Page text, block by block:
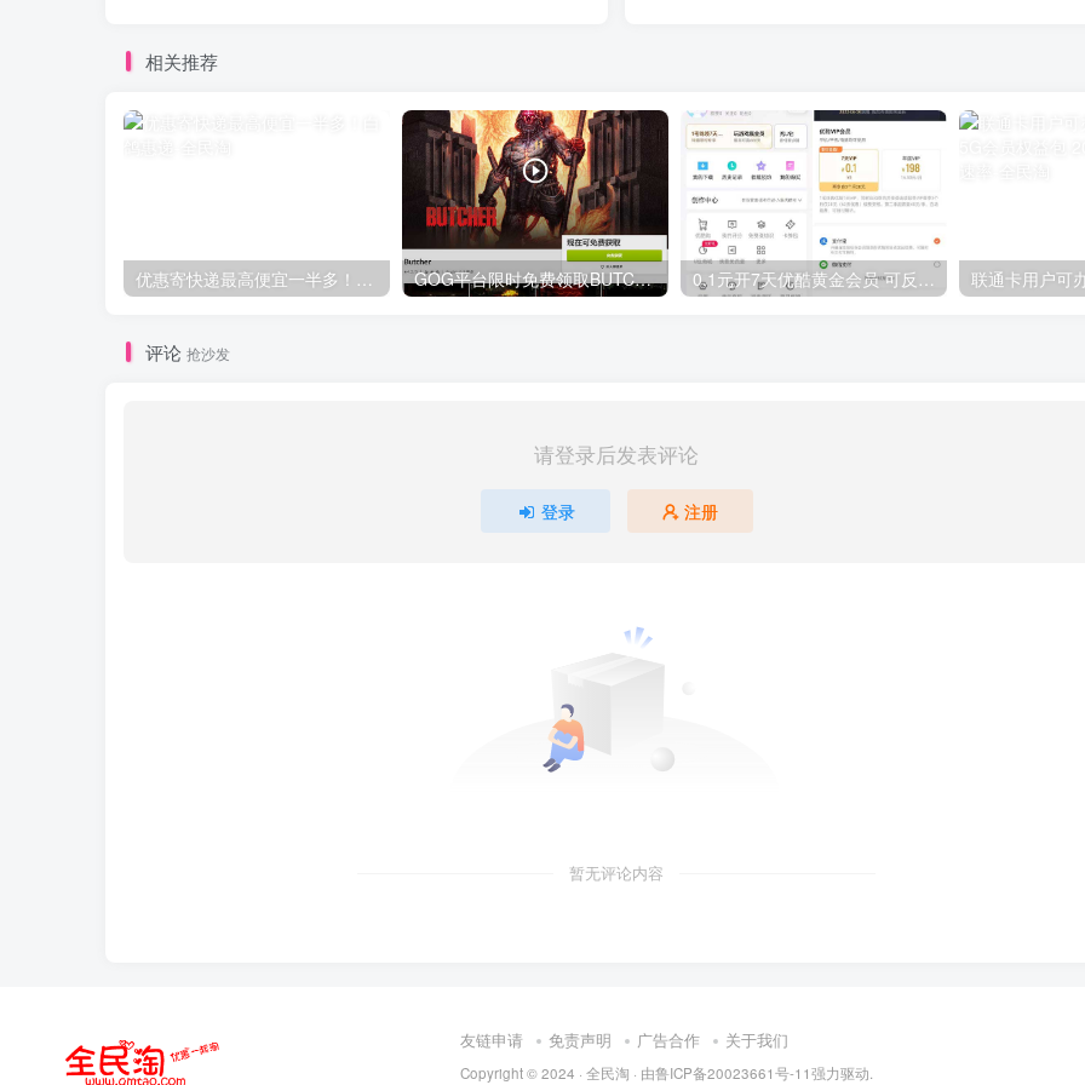
相关推荐
优惠寄快递最高便宜一半多！白鸽惠递 GOG平台限时免费领取BUTCHER（屠夫） 0.1元开7天优酷黄金会员 可反复开通需要关闭自动续费
评论 抢沙发
请登录后发表评论
登录 注册
暂无评论内容
友链申请 免责声明 广告合作 关于我们
Copyright © 2024 · 全民淘 · 由鲁ICP备20023661号-11强力驱动.